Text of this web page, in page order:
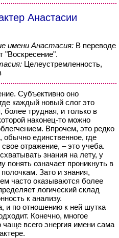
Анастасии
имени Анастасия: В переводе
"Воскресение".
Целеустремленность,
Субъективно оно
каждый новый слог это
более трудная, и только в
наконец-то можно
Впрочем, это редко
обычно единственное, где
отражение, – это учеба.
знания на лету, у
понять означает проникнуть в
Зато и знания,
часто оказываются более
логический склад
к анализу.
и по отношению к ней шутка
Конечно, многое
чаще всего энергия имени сама